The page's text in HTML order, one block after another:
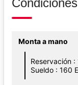
Monta a mano
Reservación :
Sueldo : 160